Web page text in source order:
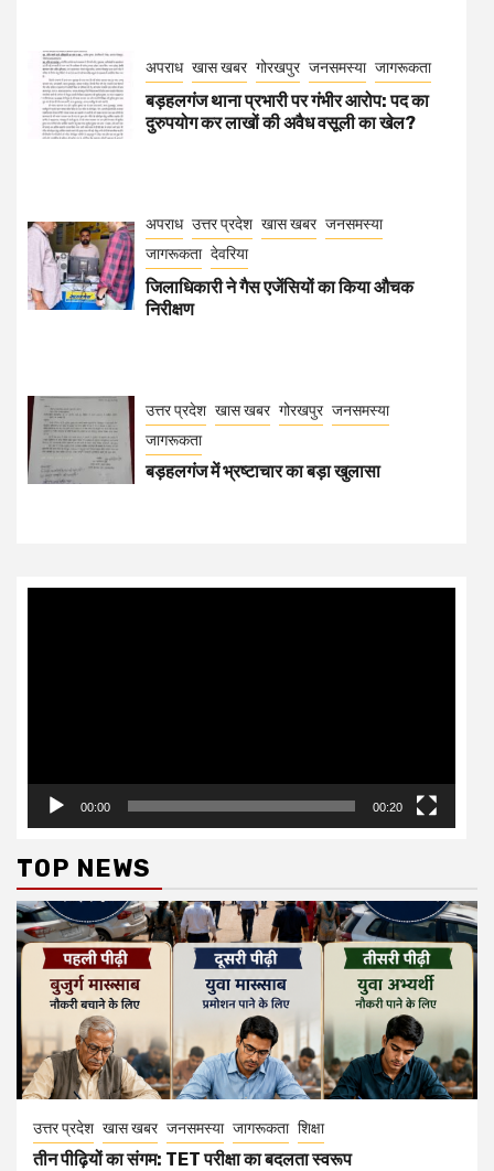
अपराध खास खबर गोरखपुर जनसमस्या जागरूकता
बड़हलगंज थाना प्रभारी पर गंभीर आरोप: पद का
दुरुपयोग कर लाखों की अवैध वसूली का खेल?
अपराध उत्तर प्रदेश खास खबर जनसमस्या
जागरूकता देवरिया
जिलाधिकारी ने गैस एजेंसियों का किया औचक
निरीक्षण
उत्तर प्रदेश खास खबर गोरखपुर जनसमस्या
जागरूकता
बड़हलगंज में भ्रष्टाचार का बड़ा खुलासा
00:00 00:20
TOP NEWS
उत्तर प्रदेश खास खबर जनसमस्या जागरूकता शिक्षा
तीन पीढ़ियों का संगम: TET परीक्षा का बदलता स्वरूप